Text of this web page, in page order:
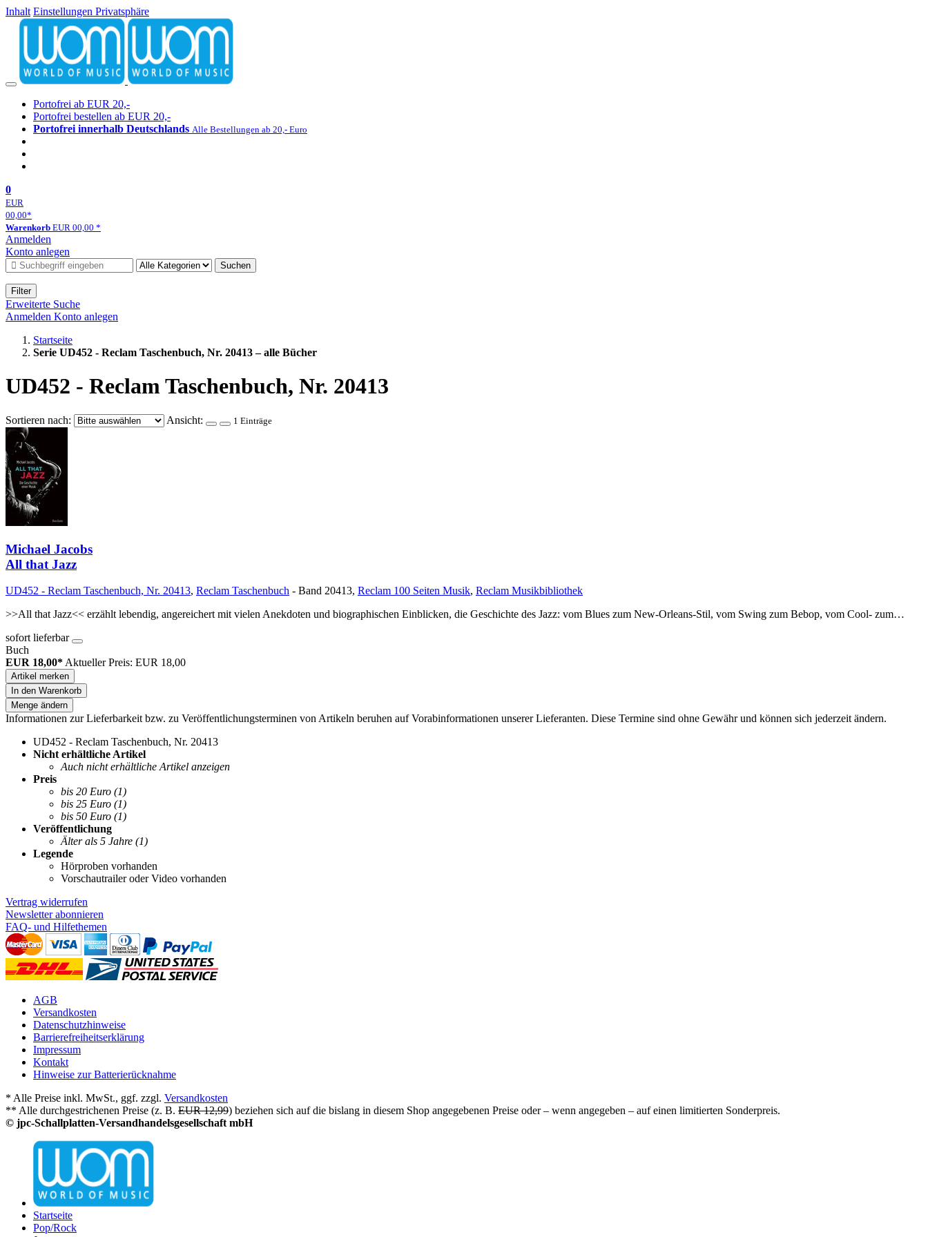
Inhalt Einstellungen Privatsphäre
Portofrei ab EUR 20,-
Portofrei bestellen ab EUR 20,-
Portofrei innerhalb Deutschlands Alle Bestellungen ab 20,- Euro
0
EUR
00,00*
Warenkorb EUR 00,00 *
Anmelden
Konto anlegen
Suchen
Filter
Erweiterte Suche
Anmelden Konto anlegen
Startseite
Serie UD452 - Reclam Taschenbuch, Nr. 20413 – alle Bücher
UD452 - Reclam Taschenbuch, Nr. 20413
Sortieren nach: Ansicht: 1 Einträge
Michael Jacobs
All that Jazz
UD452 - Reclam Taschenbuch, Nr. 20413, Reclam Taschenbuch - Band 20413, Reclam 100 Seiten Musik, Reclam Musikbibliothek
>>All that Jazz<< erzählt lebendig, angereichert mit vielen Anekdoten und biographischen Einblicken, die Geschichte des Jazz: vom Blues zum New-Orleans-Stil, vom Swing zum Bebop, vom Cool- zum…
sofort lieferbar
Buch
EUR 18,00* Aktueller Preis: EUR 18,00
Artikel merken
In den Warenkorb
Menge ändern
Informationen zur Lieferbarkeit bzw. zu Veröffentlichungsterminen von Artikeln beruhen auf Vorabinformationen unserer Lieferanten. Diese Termine sind ohne Gewähr und können sich jederzeit ändern.
UD452 - Reclam Taschenbuch, Nr. 20413
Nicht erhältliche Artikel
Auch nicht erhältliche Artikel anzeigen
Preis
bis 20 Euro (1)
bis 25 Euro (1)
bis 50 Euro (1)
Veröffentlichung
Älter als 5 Jahre (1)
Legende
Hörproben vorhanden
Vorschautrailer oder Video vorhanden
Vertrag widerrufen
Newsletter abonnieren
FAQ- und Hilfethemen
AGB
Versandkosten
Datenschutzhinweise
Barrierefreiheitserklärung
Impressum
Kontakt
Hinweise zur Batterierücknahme
* Alle Preise inkl. MwSt., ggf. zzgl. Versandkosten
** Alle durchgestrichenen Preise (z. B. EUR 12,99) beziehen sich auf die bislang in diesem Shop angegebenen Preise oder – wenn angegeben – auf einen limitierten Sonderpreis.
© jpc-Schallplatten-Versandhandelsgesellschaft mbH
Startseite
Pop/Rock